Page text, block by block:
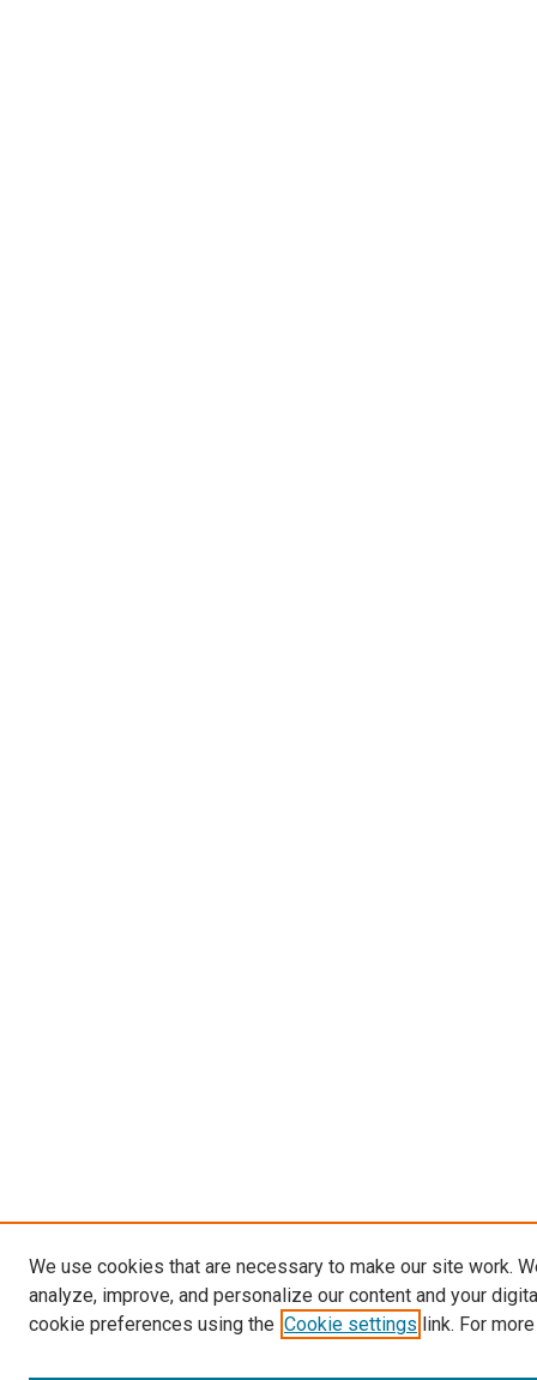
We use cookies that are necessary to make our site work.
analyze, improve, and personalize our content and your
cookie preferences using the Cookie settings link. For